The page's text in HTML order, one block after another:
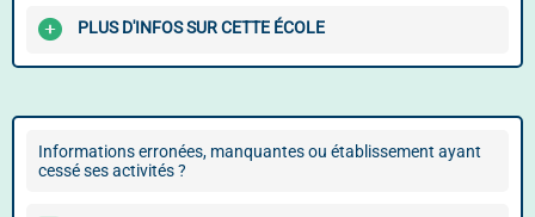
PLUS D'INFOS SUR CETTE ÉCOLE
Informations erronées, manquantes ou établissement ayant
cessé ses activités ?